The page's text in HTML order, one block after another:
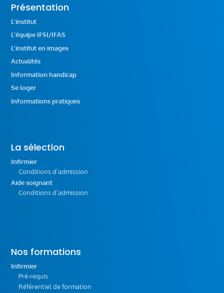
Présentation
L’institut
L’équipe IFSI/IFAS
L’institut en images
Actualités
Information handicap
Se loger
Informations pratiques
La sélection
Infirmier
Conditions d’admission
Aide soignant
Conditions d’admission
Nos formations
Infirmier
Pré-requis
Référentiel de formation